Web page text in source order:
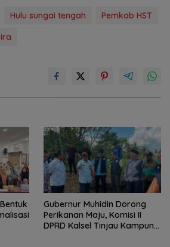
Hulu sungai tengah
Pemkab HST
Gubernur Muhidin Dorong
Perikanan Maju, Komisi II
DPRD Kalsel Tinjau Kampung